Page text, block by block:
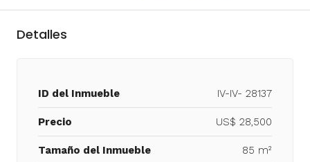
Detalles
ID del Inmueble IV-IV- 28137
Precio US$ 28,500
Tamaño del Inmueble 85 m²